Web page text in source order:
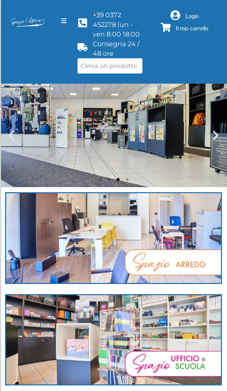
+39 0372
452278 lun -
ven 8:00 18:00
Consegna 24 /
48 ore
Login
Il mio carrello